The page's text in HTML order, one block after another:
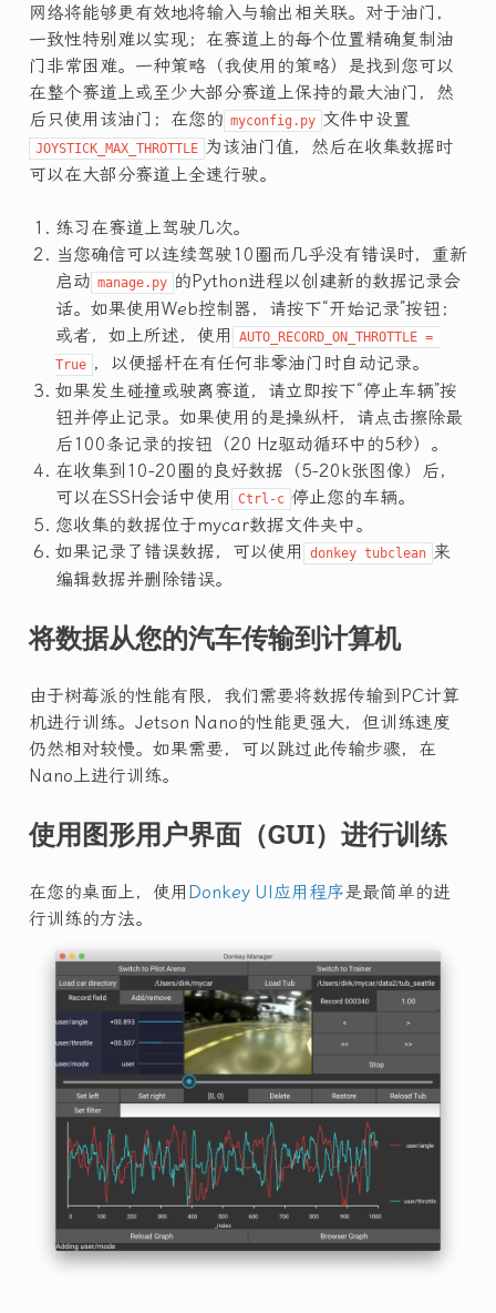
网络将能够更有效地将输入与输出相关联。对于油门，
一致性特别难以实现；在赛道上的每个位置精确复制油
门非常困难。一种策略（我使用的策略）是找到您可以
在整个赛道上或至少大部分赛道上保持的最大油门，然
后只使用该油门；在您的 myconfig.py 文件中设置
JOYSTICK_MAX_THROTTLE 为该油门值，然后在收集数据时
可以在大部分赛道上全速行驶。
练习在赛道上驾驶几次。
当您确信可以连续驾驶10圈而几乎没有错误时，重新
启动 manage.py 的Python进程以创建新的数据记录会
话。如果使用Web控制器，请按下“开始记录”按钮；
或者，如上所述，使用
AUTO_RECORD_ON_THROTTLE =
True ，以便摇杆在有任何非零油门时自动记录。
如果发生碰撞或驶离赛道，请立即按下“停止车辆”按
钮并停止记录。如果使用的是操纵杆，请点击擦除最
后100条记录的按钮（20 Hz驱动循环中的5秒）。
在收集到10-20圈的良好数据（5-20k张图像）后，
可以在SSH会话中使用
Ctrl-c 停止您的车辆。
您收集的数据位于mycar数据文件夹中。
如果记录了错误数据，可以使用
donkey tubclean 来
编辑数据并删除错误。
将数据从您的汽车传输到计算机
由于树莓派的性能有限，我们需要将数据传输到PC计算
机进行训练。Jetson Nano的性能更强大，但训练速度
仍然相对较慢。如果需要，可以跳过此传输步骤，在
Nano上进行训练。
使用图形用户界面（GUI）进行训练
在您的桌面上，使用 Donkey UI应用程序是最简单的进
行训练的方法。